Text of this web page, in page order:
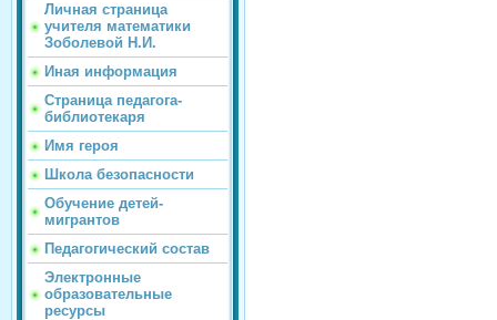
Личная страница
учителя математики
Зоболевой Н.И.
Иная информация
Страница педагога-
библиотекаря
Имя героя
Школа безопасности
Обучение детей-
мигрантов
Педагогический состав
Электронные
образовательные
ресурсы